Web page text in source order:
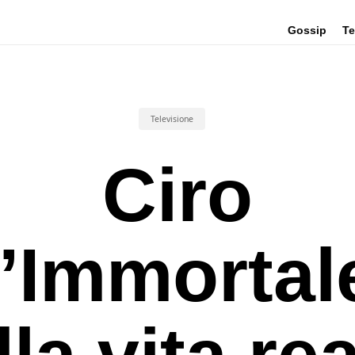
Gossip
Televisione
Ciro